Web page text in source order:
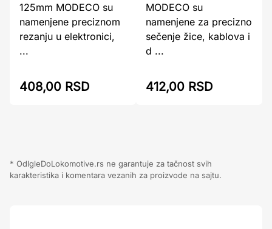
125mm MODECO su
namenjene preciznom
rezanju u elektronici,
...
408,00 RSD
MODECO su
namenjene za precizno
sečenje žice, kablova i
d ...
412,00 RSD
* OdIgleDoLokomotive.rs ne garantuje za tačnost svih
karakteristika i komentara vezanih za proizvode na sajtu.